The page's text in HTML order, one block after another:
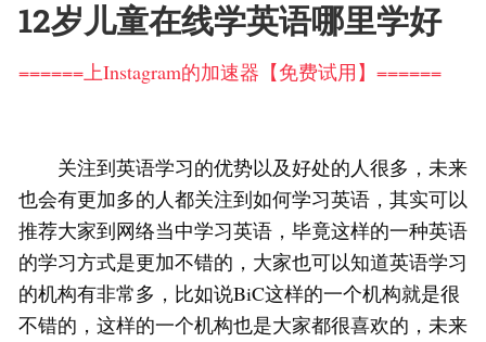
12岁儿童在线学英语哪里学好
======上Instagram的加速器【免费试用】======
关注到英语学习的优势以及好处的人很多，未来
也会有更加多的人都关注到如何学习英语，其实可以
推荐大家到网络当中学习英语，毕竟这样的一种英语
的学习方式是更加不错的，大家也可以知道英语学习
的机构有非常多，比如说BiC这样的一个机构就是很
不错的，这样的一个机构也是大家都很喜欢的，未来